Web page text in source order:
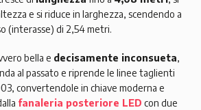
e si riduce in larghezza, scendendo a
(interasse) di 2,54 metri.
bella e decisamente inconsueta,
al passato e riprende le linee taglienti
convertendole in chiave moderna e
fanaleria posteriore LED con due